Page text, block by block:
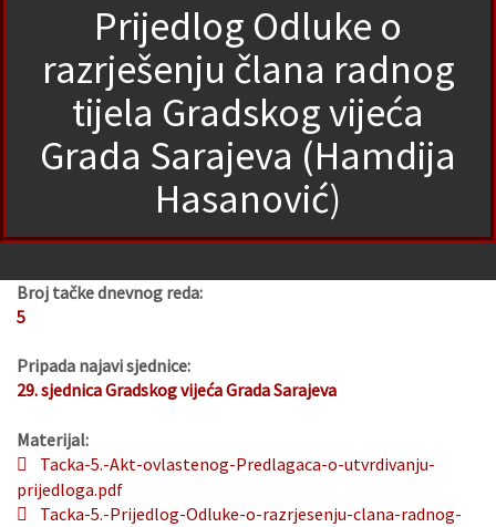
Prijedlog Odluke o
razrješenju člana radnog
tijela Gradskog vijeća
Grada Sarajeva (Hamdija
Hasanović)
Broj tačke dnevnog reda:
5
Pripada najavi sjednice:
29. sjednica Gradskog vijeća Grada Sarajeva
Materijal:
Tacka-5.-Akt-ovlastenog-Predlagaca-o-utvrdivanju-
prijedloga.pdf
Tacka-5.-Prijedlog-Odluke-o-razrjesenju-clana-radnog-